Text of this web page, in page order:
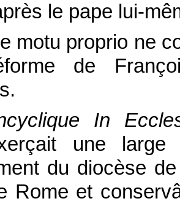
le pape lui-
motu proprio ne
de
In
une
du diocèse
Rome et